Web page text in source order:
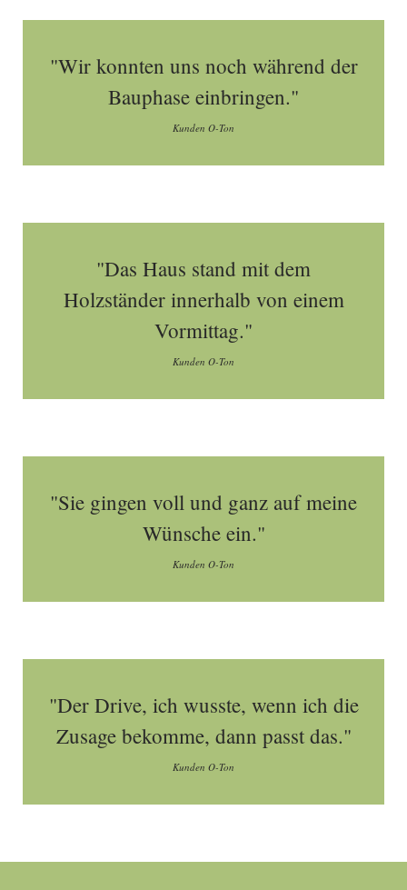
"Wir konnten uns noch während der
Bauphase einbringen."
Kunden O-Ton
"Das Haus stand mit dem
Holzständer innerhalb von einem
Vormittag."
Kunden O-Ton
"Sie gingen voll und ganz auf meine
Wünsche ein."
Kunden O-Ton
"Der Drive, ich wusste, wenn ich die
Zusage bekomme, dann passt das."
Kunden O-Ton